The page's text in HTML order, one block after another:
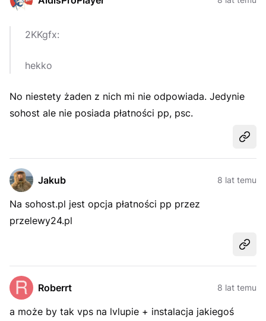
2KKgfx:
hekko
No niestety żaden z nich mi nie odpowiada. Jedynie
sohost ale nie posiada płatności pp, psc.
Jakub 8 lat temu
Na sohost.pl jest opcja płatności pp przez
przelewy24.pl
Roberrt 8 lat temu
a może by tak vps na lvlupie + instalacja jakiegoś